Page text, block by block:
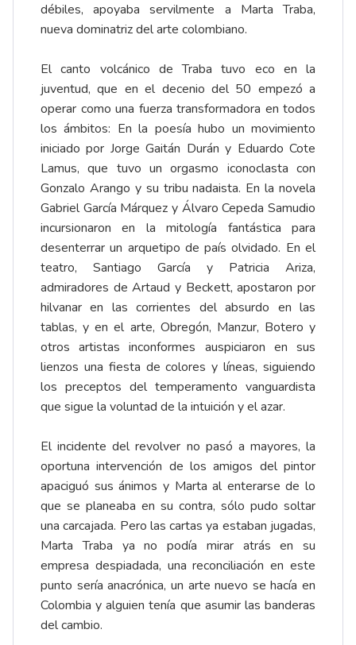
débiles, apoyaba servilmente a Marta Traba,
nueva dominatriz del arte colombiano.
El canto volcánico de Traba tuvo eco en la
juventud, que en el decenio del 50 empezó a
operar como una fuerza transformadora en todos
los ámbitos: En la poesía hubo un movimiento
iniciado por Jorge Gaitán Durán y Eduardo Cote
Lamus, que tuvo un orgasmo iconoclasta con
Gonzalo Arango y su tribu nadaista. En la novela
Gabriel García Márquez y Álvaro Cepeda Samudio
incursionaron en la mitología fantástica para
desenterrar un arquetipo de país olvidado. En el
teatro, Santiago García y Patricia Ariza,
admiradores de Artaud y Beckett, apostaron por
hilvanar en las corrientes del absurdo en las
tablas, y en el arte, Obregón, Manzur, Botero y
otros artistas inconformes auspiciaron en sus
lienzos una fiesta de colores y líneas, siguiendo
los preceptos del temperamento vanguardista
que sigue la voluntad de la intuición y el azar.
El incidente del revolver no pasó a mayores, la
oportuna intervención de los amigos del pintor
apaciguó sus ánimos y Marta al enterarse de lo
que se planeaba en su contra, sólo pudo soltar
una carcajada. Pero las cartas ya estaban jugadas,
Marta Traba ya no podía mirar atrás en su
empresa despiadada, una reconciliación en este
punto sería anacrónica, un arte nuevo se hacía en
Colombia y alguien tenía que asumir las banderas
del cambio.